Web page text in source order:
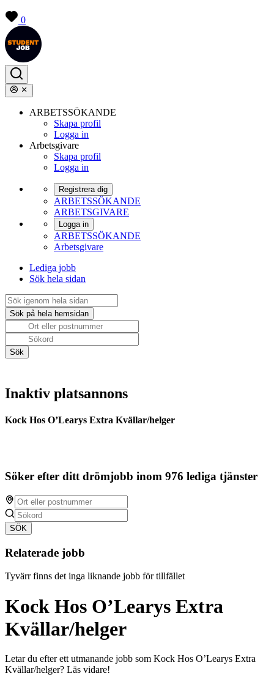
0
ARBETSSÖKANDE
Skapa profil
Logga in
Arbetsgivare
Skapa profil
Logga in
Registrera dig
ARBETSSÖKANDE
ARBETSGIVARE
Logga in
ARBETSSÖKANDE
Arbetsgivare
Lediga jobb
Sök hela sidan
Inaktiv platsannons
Kock Hos O’Learys Extra Kvällar/helger
Söker efter ditt drömjobb inom 976 lediga tjänster
SÖK
Relaterade jobb
Tyvärr finns det inga liknande jobb för tillfället
Kock Hos O’Learys Extra
Kvällar/helger
Letar du efter ett utmanande jobb som Kock Hos O’Learys Extra
Kvällar/helger? Läs vidare!